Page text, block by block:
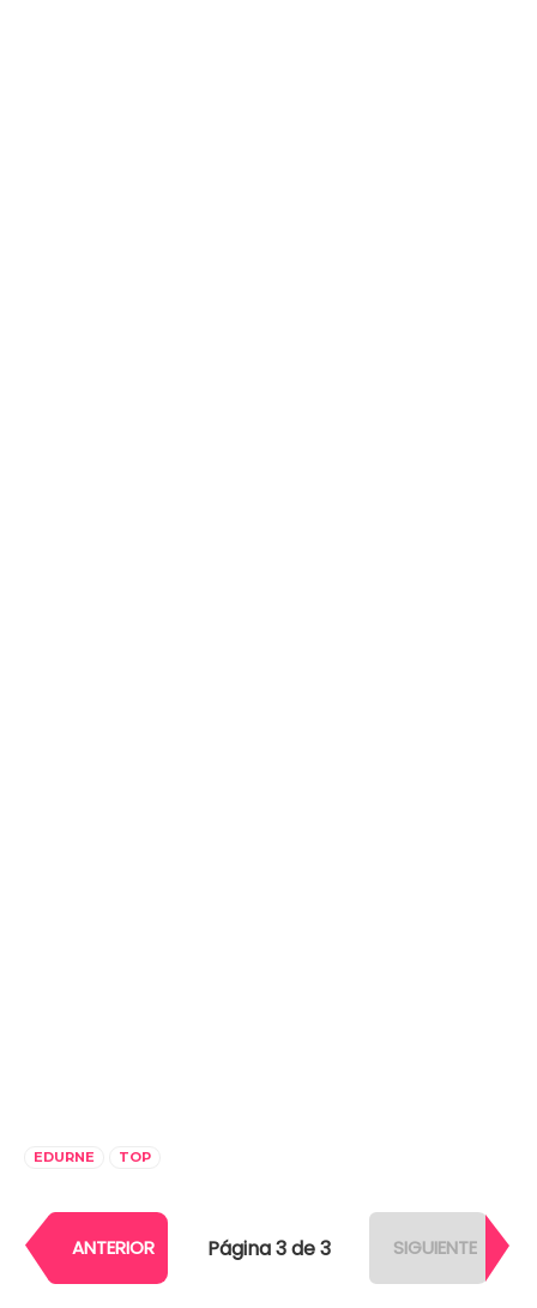
EDURNE TOP
ANTERIOR Página 3 de 3 SIGUIENTE